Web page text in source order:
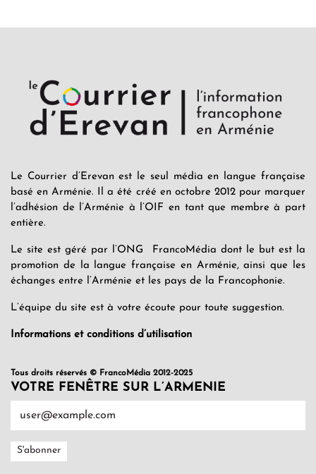
Le Courrier d’Erevan est le seul média en langue française
basé en Arménie. Il a été créé en octobre 2012 pour marquer
l’adhésion de l’Arménie à l’OIF en tant que membre à part
entière.
Le site est géré par l’ONG FrancoMédia dont le but est la
promotion de la langue française en Arménie, ainsi que les
échanges entre l’Arménie et les pays de la Francophonie.
L’équipe du site est à votre écoute pour toute suggestion.
Informations et conditions d’utilisation
Tous droits réservés © FrancoMédia 2012-2025
VOTRE FENÊTRE SUR L’ARMENIE